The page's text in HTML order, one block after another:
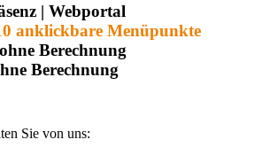
| Webportal
anklickbare Menüpunkte
Berechnung
Berechnung
Sie von uns: